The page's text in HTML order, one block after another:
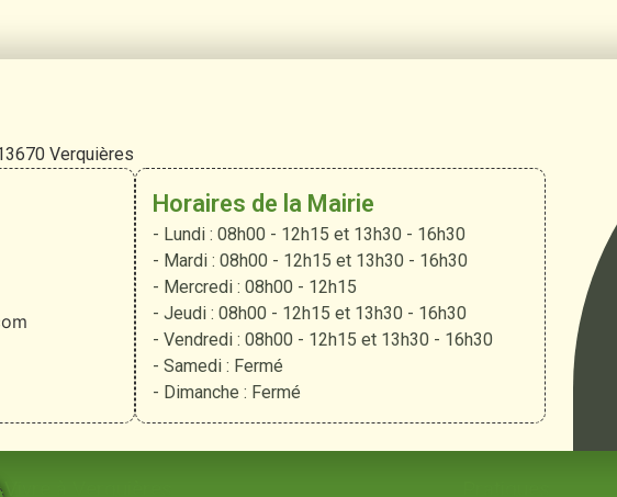
Verquières
Horaires de la Mairie
- Lundi : 08h00 - 12h15 et 13h30 - 16h30
- Mardi : 08h00 - 12h15 et 13h30 - 16h30
- Mercredi : 08h00 - 12h15
- Jeudi : 08h00 - 12h15 et 13h30 - 16h30
- Vendredi : 08h00 - 12h15 et 13h30 - 16h30
- Samedi : Fermé
- Dimanche : Fermé
Vivre à Verquières